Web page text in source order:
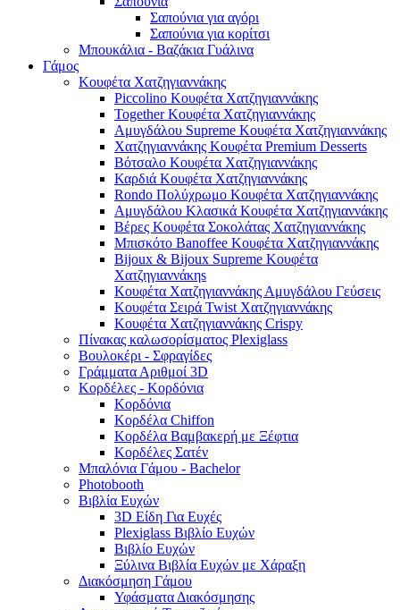
Σαπούνια για αγόρι
Σαπούνια για κορίτσι
Μπουκάλια - Βαζάκια Γυάλινα
Γάμος
Κουφέτα Χατζηγιαννάκης
Piccolino Κουφέτα Χατζηγιαννάκης
Together Κουφέτα Χατζηγιαννάκης
Αμυγδάλου Supreme Κουφέτα Χατζηγιαννάκης
Χατζηγιαννάκης Κουφέτα Premium Desserts
Βότσαλο Κουφέτα Χατζηγιαννάκης
Καρδιά Κουφέτα Χατζηγιαννάκης
Rondo Πολύχρωμο Κουφέτα Χατζηγιαννάκης
Αμυγδάλου Κλασικά Κουφέτα Χατζηγιαννάκης
Βέρες Κουφέτα Σοκολάτας Χατζηγιαννάκης
Μπισκότο Banoffee Κουφέτα Χατζηγιαννάκης
Bijoux & Bijoux Supreme Κουφέτα
Χατζηγιαννάκηs
Κουφέτα Χατζηγιαννάκης Αμυγδάλου Γεύσεις
Κουφέτα Σειρά Twist Χατζηγιαννάκης
Κουφέτα Χατζηγιαννάκης Crispy
Πίνακας καλωσορίσματος Plexiglass
Βουλοκέρι - Σφραγίδες
Γράμματα Αριθμοί 3D
Κορδέλες - Κορδόνια
Κορδόνια
Κορδέλα Chiffon
Κορδέλα Βαμβακερή με Ξέφτια
Κορδέλες Σατέν
Μπαλόνια Γάμου - Bachelor
Photobooth
Βιβλία Ευχών
3D Είδη Για Ευχές
Plexiglass Βιβλίο Ευχών
Βιβλίο Ευχών
Ξύλινα Βιβλία Ευχών με Χάραξη
Διακόσμηση Γάμου
Υφάσματα Διακόσμησης